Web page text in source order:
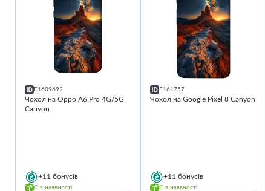
F1609692
Чохол на Oppo A6 Pro 4G/5G
Canyon
+11 бонусів
Є в наявності
F161757
Чохол на Google Pixel 8 Canyon
+11 бонусів
Є в наявності